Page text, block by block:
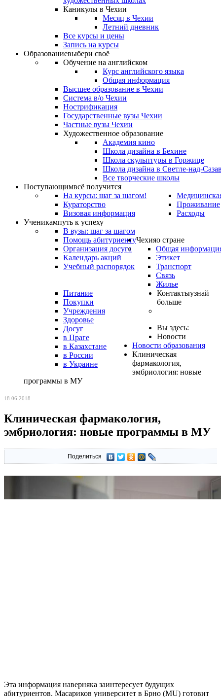
Каникулы в Чехии
Месяц в Чехии
Летний дневник
Все курсы и цены
Запись на курсы
Образованиевыбери своё
Обучение на английском
Курс английского языка
Общая информация
Высшее образование в Чехии
Система в/о Чехии
Нострификация
Государственные вузы Чехии
Частные вузы Чехии
Художественное образование
Академия кино
Школа дизайна в Бехине
Школа скульптуры в Горжице
Школа дизайна в Светле-над-
Все творческие школы
Поступающимвсё получится
На курсы: шаг за шагом!
Кураторство
Визовая информация
Проживание
Расходы
Ученикампуть к успеху
В вузы: шаг за шагом
Помощь абитуриенту
Организация досуга
Календарь акций
Учебный распорядок
Чехияо стране
Общая
Этикет
Транспорт
Связь
Жилье
Питание
Покупки
Учреждения
Здоровье
Досуг
Контактыузнай
больше
в Праге
в Казахстане
в России
в Украине
Вы здесь:
Новости
Новости образования
Клиническая
фармакология,
эмбриология: новые
программы в МУ
18.06.2018
Клиническая фармакология,
эмбриология: новые программы в МУ
Поделиться
Эта информация наверняка заинтересует будущих
абитуриентов. Масариков университет в Брно (MU) готовит